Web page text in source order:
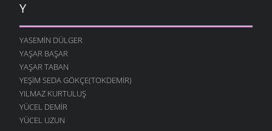
Y
YASEMIN DÜLGER
YAŞAR BAŞAR
YAŞAR TABAN
YEŞIM SEDA GÖKÇE(TOKDEMIR)
YILMAZ KURTULUŞ
YÜCEL DEMIR
YÜCEL UZUN